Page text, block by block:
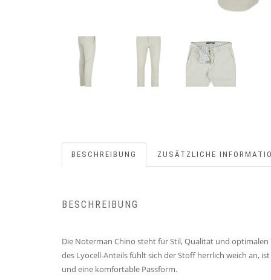
BESCHREIBUNG ZUSÄTZLICHE
BESCHREIBUNG
Die Noterman Chino steht für Stil, Qualität und
des Lyocell-Anteils fühlt sich der Stoff herrlich weich an,
und eine komfortable Passform.